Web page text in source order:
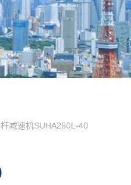
减速机SUHA250L-40